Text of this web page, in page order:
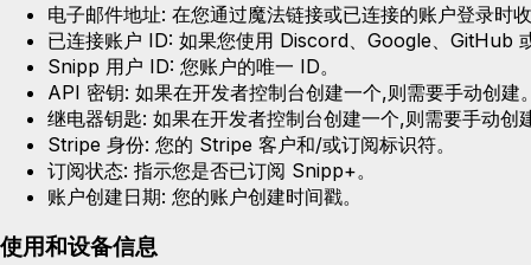
电子邮件地址: 在您通过魔法链接或已连接的账户登录时
已连接账户 ID: 如果您使用 Discord、Google、GitHub
Snipp 用户 ID: 您账户的唯一 ID。
API 密钥: 如果在开发者控制台创建一个,则需要手动创建
继电器钥匙: 如果在开发者控制台创建一个,则需要手动创
Stripe 身份: 您的 Stripe 客户和/或订阅标识符。
订阅状态: 指示您是否已订阅 Snipp+。
账户创建日期: 您的账户创建时间戳。
使用和设备信息